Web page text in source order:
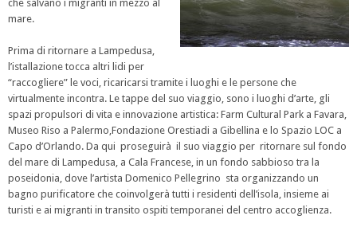
che salvano i migranti in mezzo al
mare.
Prima di ritornare a Lampedusa,
l’istallazione tocca altri lidi per
“raccogliere” le voci, ricaricarsi tramite i luoghi e le persone che
virtualmente incontra. Le tappe del suo viaggio, sono i luoghi d’arte, gli
spazi propulsori di vita e innovazione artistica: Farm Cultural Park a Favara,
Museo Riso a Palermo,Fondazione Orestiadi a Gibellina e lo Spazio LOC a
Capo d’Orlando. Da qui proseguirà il suo viaggio per ritornare sul fondo
del mare di Lampedusa, a Cala Francese, in un fondo sabbioso tra la
poseidonia, dove l’artista Domenico Pellegrino sta organizzando un
bagno purificatore che coinvolgerà tutti i residenti dell’isola, insieme ai
turisti e ai migranti in transito ospiti temporanei del centro accoglienza.